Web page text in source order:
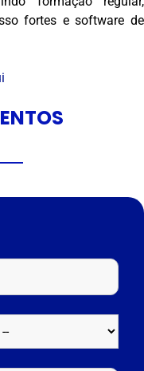
fortes e software de